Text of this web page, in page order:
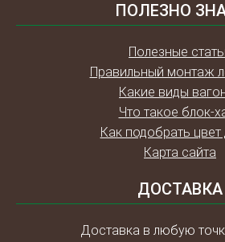
ПОЛЕЗНО
Полезные
Правильный монтаж
Какие виды
Что такое блок-
Как подобрать цвет
Карта сайта
ДОСТАВКА
Доставка в любую